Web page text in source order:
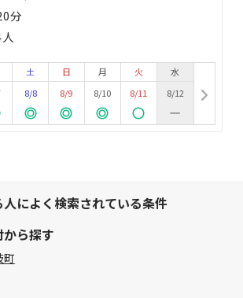
分
土
8/8
日
8/9
月
8/10
火
8/11
水
8/12
によく検索されている条件
ら探す
町